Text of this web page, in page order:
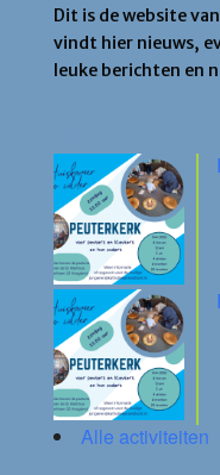
Dit is de website
vindt hier nieuws,
leuke berichten en
Alle activiteiten